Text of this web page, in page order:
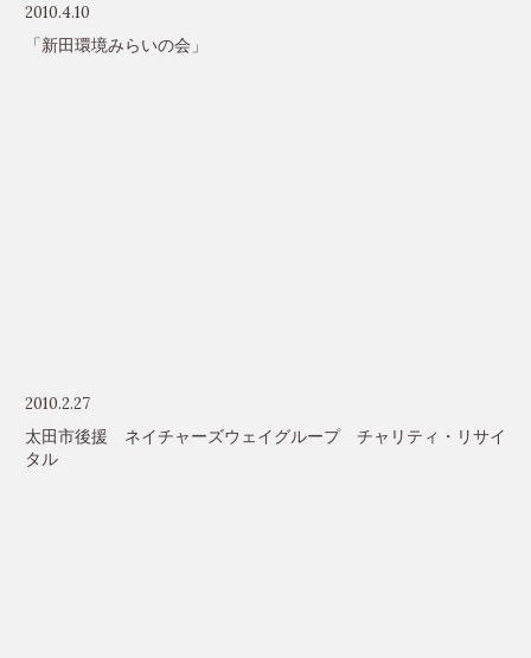
2010.4.10
「新田環境みらいの会」
2010.2.27
太田市後援 ネイチャーズウェイグループ チャリティ・リサイ
タル